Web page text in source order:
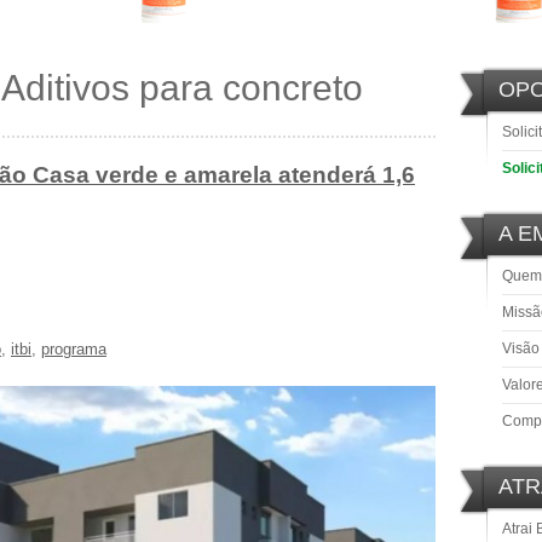
para concreto
Casa verde e amarela atenderá 1,6
, itbi, programa
A
Visão
Atrai